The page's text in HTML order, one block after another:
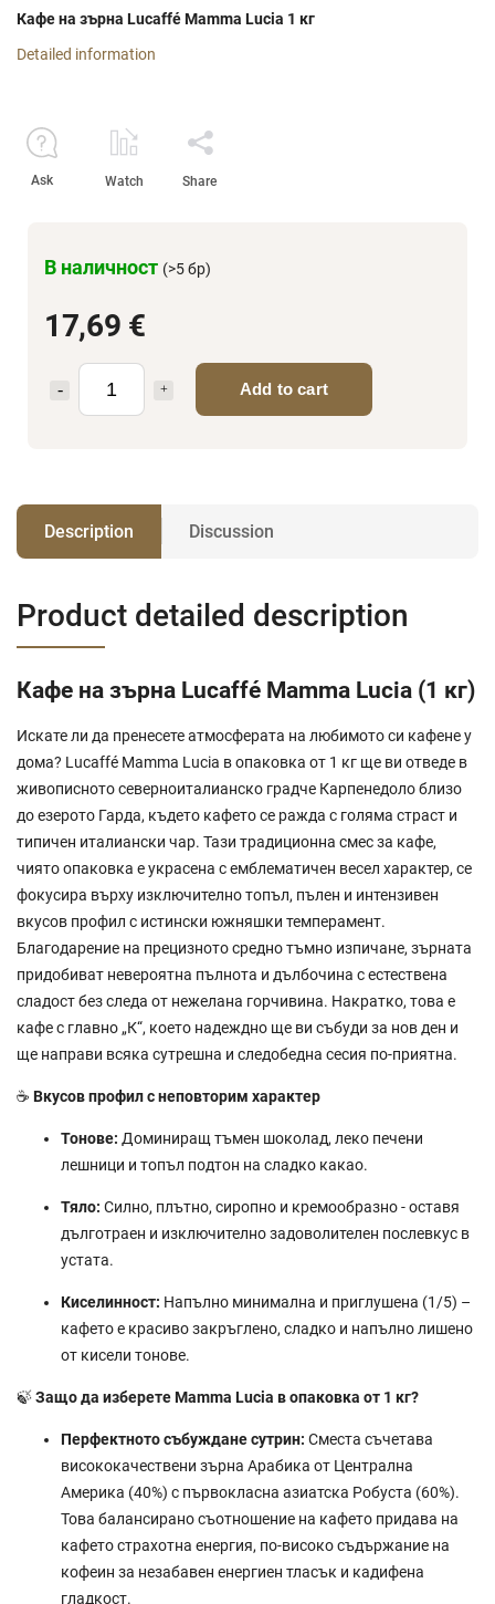
17,69 €
Add to cart
В наличност (>5 бр)
Кафе на зърна Lucaffé Mamma Lucia 1 кг
Detailed information
Ask Watch Share
Description Discussion
Product detailed description
Кафе на зърна Lucaffé Mamma Lucia (1 кг)
Искате ли да пренесете атмосферата на любимото си кафене у
дома? Lucaffé Mamma Lucia в опаковка от 1 кг ще ви отведе в
живописното северноиталианско градче Карпенедоло близо
до езерото Гарда, където кафето се ражда с голяма страст и
типичен италиански чар. Тази традиционна смес за кафе,
чиято опаковка е украсена с емблематичен весел характер, се
фокусира върху изключително топъл, пълен и интензивен
вкусов профил с истински южняшки темперамент.
Благодарение на прецизното средно тъмно изпичане, зърната
придобиват невероятна пълнота и дълбочина с естествена
сладост без следа от нежелана горчивина. Накратко, това е
кафе с главно „К“, което надеждно ще ви събуди за нов ден и
ще направи всяка сутрешна и следобедна сесия по-приятна.
☕ Вкусов профил с неповторим характер
Тонове: Доминиращ тъмен шоколад, леко печени
лешници и топъл подтон на сладко какао.
Тяло: Силно, плътно, сиропно и кремообразно - оставя
дълготраен и изключително задоволителен послевкус в
устата.
Киселинност: Напълно минимална и приглушена (1/5) –
кафето е красиво закръглено, сладко и напълно лишено
от кисели тонове.
🍃Защо да изберете Mamma Lucia в опаковка от 1 кг?
Перфектното събуждане сутрин: Сместа съчетава
висококачествени зърна Арабика от Централна
Америка (40%) с първокласна азиатска Робуста (60%).
Това балансирано съотношение на кафето придава на
кафето страхотна енергия, по-високо съдържание на
кофеин за незабавен енергиен тласък и кадифена
гладкост.